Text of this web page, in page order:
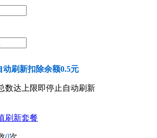
动刷新扣除余额0.5元
数达上限即停止自动刷新
刷新套餐